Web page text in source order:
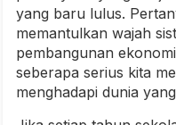
yang baru lulus.
memantulkan wajah
pembangunan
seberapa serius kita
menghadapi dunia